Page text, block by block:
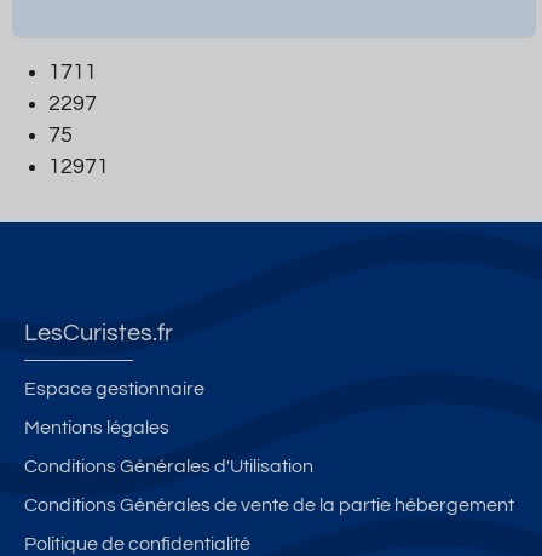
1711
2297
75
12971
LesCuristes.fr
Espace gestionnaire
Mentions légales
Conditions Générales d'Utilisation
Conditions Générales de vente de la partie hébergement
Politique de confidentialité